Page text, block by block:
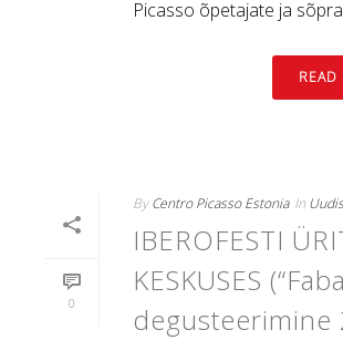
Picasso õpetajate ja
READ
0
By Centro Picasso Estonia In
IBEROFESTI
KESKUSES
degusteerimine